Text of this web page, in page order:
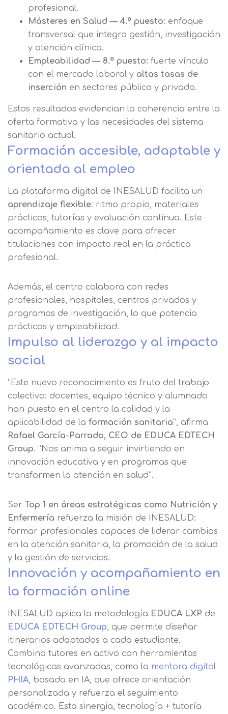
profesional.
Másteres en Salud — 4.º puesto: enfoque
transversal que integra gestión, investigación
y atención clínica.
Empleabilidad — 8.º puesto: fuerte vínculo
con el mercado laboral y altas tasas de
inserción en sectores público y privado.
Estos resultados evidencian la coherencia entre la
oferta formativa y las necesidades del sistema
sanitario actual.
Formación accesible, adaptable y
orientada al empleo
La plataforma digital de INESALUD facilita un
aprendizaje flexible: ritmo propio, materiales
prácticos, tutorías y evaluación continua. Este
acompañamiento es clave para ofrecer
titulaciones con impacto real en la práctica
profesional.
Además, el centro colabora con redes
profesionales, hospitales, centros privados y
programas de investigación, lo que potencia
prácticas y empleabilidad.
Impulso al liderazgo y al impacto
social
“Este nuevo reconocimiento es fruto del trabajo
colectivo: docentes, equipo técnico y alumnado
han puesto en el centro la calidad y la
aplicabilidad de la formación sanitaria”, afirma
Rafael García-Parrado, CEO de EDUCA EDTECH
Group. “Nos anima a seguir invirtiendo en
innovación educativa y en programas que
transformen la atención en salud”.
Ser Top 1 en áreas estratégicas como Nutrición y
Enfermería refuerza la misión de INESALUD:
formar profesionales capaces de liderar cambios
en la atención sanitaria, la promoción de la salud
y la gestión de servicios.
Innovación y acompañamiento en
la formación online
INESALUD aplica la metodología EDUCA LXP de
EDUCA EDTECH Group, que permite diseñar
itinerarios adaptados a cada estudiante.
Combina tutores en activo con herramientas
tecnológicas avanzadas, como la mentora digital
PHIA, basada en IA, que ofrece orientación
personalizada y refuerza el seguimiento
académico. Esta sinergia, tecnología + tutoría
Solicitar
información
Nombre
Apellido
Mensaje
Información básica sobre
Protección de Datos .
Haz clic aquí
Acepto el tratamiento de mis datos con la
finalidad prevista en la información
básica.
Solicitar
información
Nombre
Apellidos
Telefono
Email
Mensaje
Información básica sobre Protección
de Datos .
Haz clic aquí
Responsable EUROINNOVA
BUSINESS SCHOOL, S.L. Finalidad
Legitimación Consentimiento del
interesado Destinatarios Encargados
del tratamiento para cumplir con las
finalidades Derechos Acceder,
rectificar y suprimir los datos, así
como otros derechos, como se
explica en la información adicional
aquí
Acepto el tratamiento de mis datos con la
finalidad prevista en la información
básica
Centro de
privacidad
Utilizamos cookies propias y de terceros
para mejorar nuestros servicios
relacionados con tus preferencias,
mediante el análisis de tus hábitos de
navegación. En caso de que rechace las
cookies, no podremos asegurarle el
funcionalidades de nuestra página web.
Puede obtener más información en
nuestrapolítica de cookies.
Después de aceptar, no volveremos a
mostrarle este mensaje.
Seguir navegando
Leer más